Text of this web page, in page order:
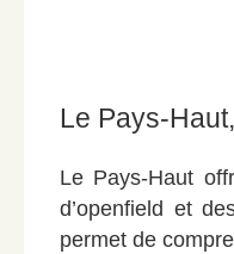
Le Pays-
Le Pays-Haut
d’openfield et
permet de